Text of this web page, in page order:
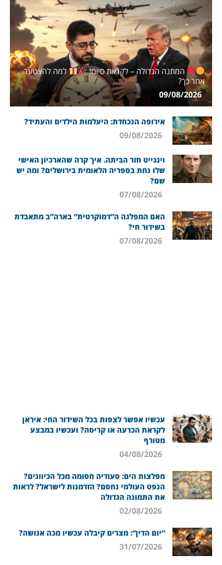
המתנה הגדולה – לקראת סיום!
למה להצטער
אחר כך?
אירופה הנכחדת: היעלמות הילדים והעתיד?
וינגייט חזר הביתה. איך קרה שהארכיון האישי
שלו נחת בספריה הלאומית בירושלים? ומה יש
שם?
האם המפלגה ה”דמוקרטית” בארה”ב מתאבדת
בשידור חי?
עכשיו אפשר לצפות בכל השידור החי: איראן
לקראת הכרעה או קריסה? ועכשיו במבצע
מטורף
מפלצות הים: סעודיה חסומה מכל הכיוונים?
הנפט העולמי נחסם? הזדמנות לישראל? לראות
את התמונה הגדולה
“יום הדין”: מצרים קיבלה עכשיו מכה אנושה?